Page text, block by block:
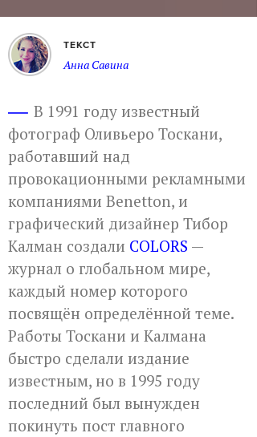
ТЕКСТ
Анна Савина
В 1991 году известный
фотограф Оливьеро Тоскани,
работавший над
провокационными рекламными
компаниями Benetton, и
графический дизайнер Тибор
Калман создали COLORS —
журнал о глобальном мире,
каждый номер которого
посвящён определённой теме.
Работы Тоскани и Калмана
быстро сделали издание
известным, но в 1995 году
последний был вынужден
покинуть пост главного